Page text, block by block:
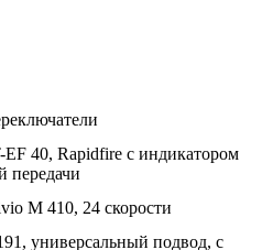
EF 40, Rapidfire с индикатором
передачи
M 410, 24 скорости
универсальный подвод, с